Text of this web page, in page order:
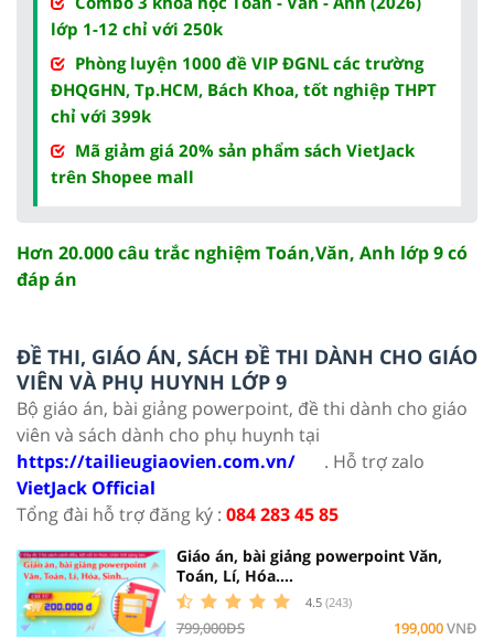
lớp 1-12 chỉ với 250k
Phòng luyện 1000 đề VIP ĐGNL các trường
ĐHQGHN, Tp.HCM, Bách Khoa, tốt nghiệp THPT
chỉ với 399k
Mã giảm giá 20% sản phẩm sách VietJack
trên Shopee mall
Hơn 20.000 câu trắc nghiệm Toán,Văn, Anh lớp 9 có
đáp án
ĐỀ THI, GIÁO ÁN, SÁCH ĐỀ THI DÀNH CHO GIÁO
VIÊN VÀ PHỤ HUYNH LỚP 9
Bộ giáo án, bài giảng powerpoint, đề thi dành cho giáo
viên và sách dành cho phụ huynh tại
https://tailieugiaovien.com.vn/
. Hỗ trợ zalo
VietJack Official
Tổng đài hỗ trợ đăng ký : 084 283 45 85
Giáo án, bài giảng powerpoint Văn,
Toán, Lí, Hóa....
4.5 (243)
799,000ĐS 199,000VNĐ